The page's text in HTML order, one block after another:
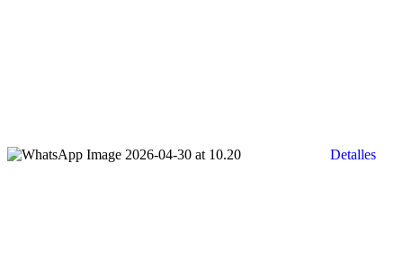
Detalles